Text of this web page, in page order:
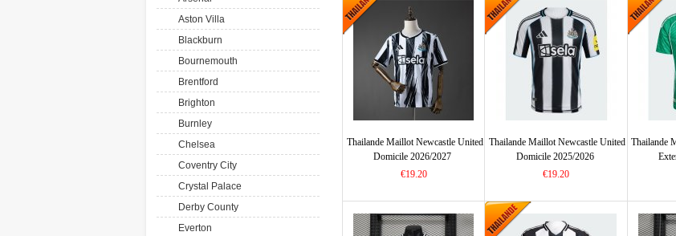
Aston Villa
Blackburn
Bournemouth
Brentford
Brighton
Burnley
Chelsea
Coventry City
Crystal Palace
Derby County
Everton
Thailande Maillot Newcastle United
Domicile 2026/2027
€19.20
Thailande Maillot Newcastle United
Domicile 2025/2026
€19.20
Thailande